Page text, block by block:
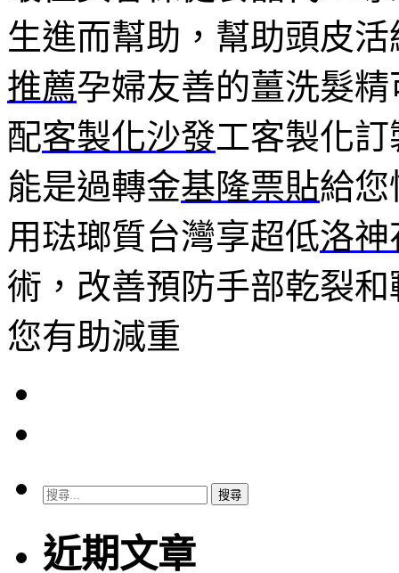
生進而幫助，幫助頭皮
推薦孕婦友善的薑洗髮
配客製化沙發⼯客製化
能是過轉金基隆票貼給您
用琺瑯質台灣享超低洛神
術，改善預防手部乾裂和
您有助減重
搜
關
鍵
近期文章